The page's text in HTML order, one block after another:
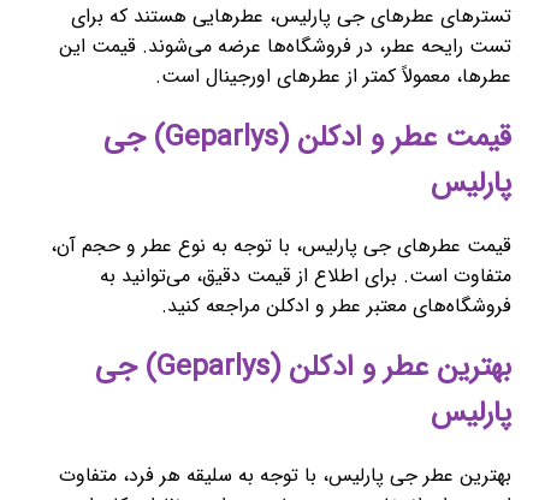
تسترهای عطرهای جی پارلیس، عطرهایی هستند که برای
تست رایحه عطر، در فروشگاه‌ها عرضه می‌شوند. قیمت این
عطرها، معمولاً کمتر از عطرهای اورجینال است.
قیمت عطر و ادکلن (Geparlys) جی
پارلیس
قیمت عطرهای جی پارلیس، با توجه به نوع عطر و حجم آن،
متفاوت است. برای اطلاع از قیمت دقیق، می‌توانید به
فروشگاه‌های معتبر عطر و ادکلن مراجعه کنید.
بهترین عطر و ادکلن (Geparlys) جی
پارلیس
بهترین عطر جی پارلیس، با توجه به سلیقه هر فرد، متفاوت